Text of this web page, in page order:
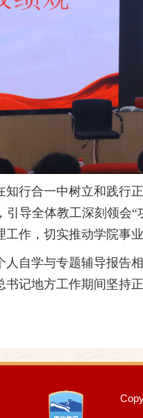
知行合一中树立和践行
引导全体教工深刻领会
工作，切实推动学院事
人自学与专题辅导报告
书记地方工作期间坚持